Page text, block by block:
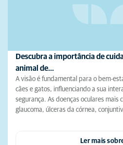
Descubra a importância de
animal de…
A visão é fundamental para o bem-
cães e gatos, influenciando a sua
segurança. As doenças oculares mais
glaucoma, úlceras da córnea,
Ler mais